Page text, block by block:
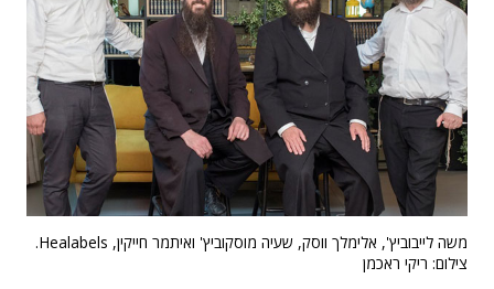
משה לייבוביץ', אלימלך ווסק, שעיה מוסקוביץ' ואיתמר חייקין, Healabels.
צילום: ריקי ראכמן